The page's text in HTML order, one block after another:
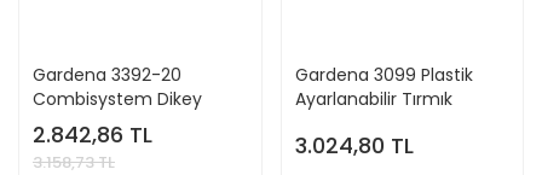
Gardena 3392-20
Combisystem Dikey
Kesici/ÇİM
HAVALANDIRMA TIRMIĞI
2.842,86 TL
3.158,73 TL
Gardena 3099 Plastik
Ayarlanabilir Tırmık
3.024,80 TL